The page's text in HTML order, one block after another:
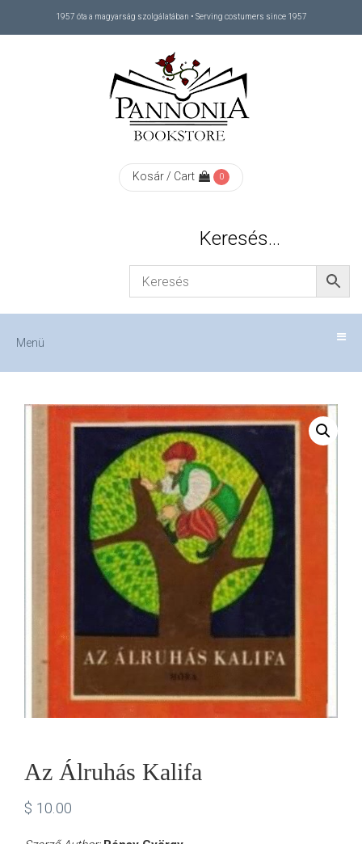
1957 óta a magyarság szolgálatában • Serving costumers since 1957
Kosár / Cart 0
Keresés…
Menü
CONTACT
Az Álruhás Kalifa
$ 10.00